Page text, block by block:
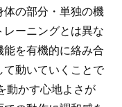
の部分・単独の機
ーニングとは異な
を有機的に絡み合
動いていくことで
動かす心地よさが